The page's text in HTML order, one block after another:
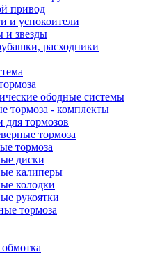
привод
и успокоители
и звезды
расходники
ободные системы
тормоза - комплекты
для тормозов
тормоза
тормоза
диски
калиперы
колодки
рукоятки
тормоза